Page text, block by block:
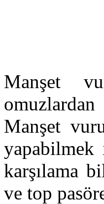
Manşet
Manşet
yapabilmek
karşılama
ve top